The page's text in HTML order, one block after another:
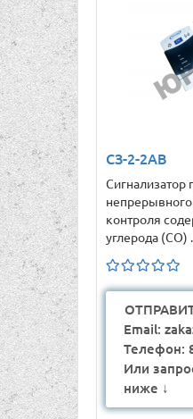
СЗ-2-2АВ
Сигнализатор
непрерывного
контроля
углерода (СО)
Email:
Телефон:
Или
ниже ↓